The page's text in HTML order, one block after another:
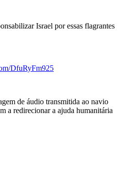
Israel por essas flagrantes
DfuRyFm925
de áudio transmitida ao navio
a redirecionar a ajuda humanitária